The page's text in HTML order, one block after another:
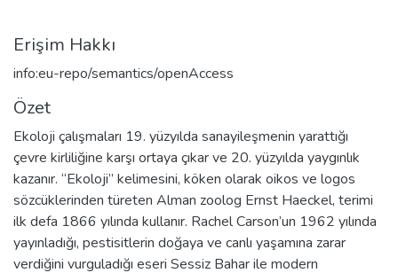
Erişim Hakkı
info:eu-repo/semantics/openAccess
Özet
Ekoloji çalışmaları 19. yüzyılda sanayileşmenin yarattığı
çevre kirliliğine karşı ortaya çıkar ve 20. yüzyılda yaygınlık
kazanır. “Ekoloji” kelimesini, köken olarak oikos ve logos
sözcüklerinden türeten Alman zoolog Ernst Haeckel, terimi
ilk defa 1866 yılında kullanır. Rachel Carson’un 1962 yılında
yayınladığı, pestisitlerin doğaya ve canlı yaşamına zarar
verdiğini vurguladığı eseri Sessiz Bahar ile modern